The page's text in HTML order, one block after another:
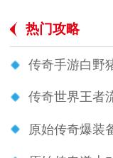
热门攻略
传奇手游白野
传奇世界王者
原始传奇爆装